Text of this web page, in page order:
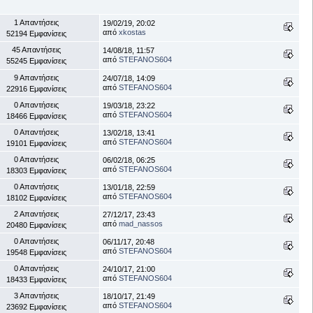
1 Απαντήσεις
52194 Εμφανίσεις
19/02/19, 20:02
από xkostas
45 Απαντήσεις
55245 Εμφανίσεις
14/08/18, 11:57
από STEFANOS604
9 Απαντήσεις
22916 Εμφανίσεις
24/07/18, 14:09
από STEFANOS604
0 Απαντήσεις
18466 Εμφανίσεις
19/03/18, 23:22
από STEFANOS604
0 Απαντήσεις
19101 Εμφανίσεις
13/02/18, 13:41
από STEFANOS604
0 Απαντήσεις
18303 Εμφανίσεις
06/02/18, 06:25
από STEFANOS604
0 Απαντήσεις
18102 Εμφανίσεις
13/01/18, 22:59
από STEFANOS604
2 Απαντήσεις
20480 Εμφανίσεις
27/12/17, 23:43
από mad_nassos
0 Απαντήσεις
19548 Εμφανίσεις
06/11/17, 20:48
από STEFANOS604
0 Απαντήσεις
18433 Εμφανίσεις
24/10/17, 21:00
από STEFANOS604
3 Απαντήσεις
23692 Εμφανίσεις
18/10/17, 21:49
από STEFANOS604